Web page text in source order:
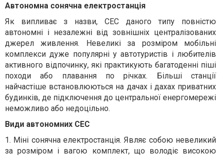
Автономна сонячна електростанція
Як випливає з назви, СЕС даного типу повністю
автономні і незалежні від зовнішніх централізованих
джерел живлення. Невеликі за розміром мобільні
комплекси дуже популярні у автотуристів і любителів
активного відпочинку, які практикують багатоденні піші
походи або плавання по річках. Більші станції
найчастіше встановлюються на дачах і дахах приватних
будинків, де підключення до центральної енергомережі
неможливо або недоцільно.
Види автономних СЕС
1. Міні сонячна електростанція. Являє собою невеликий
за розміром і вагою комплект, що володіє високою